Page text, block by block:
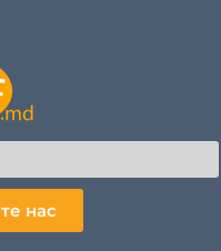
нас